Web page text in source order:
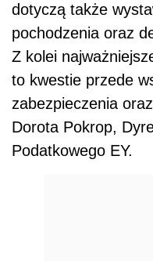
dotyczą także
pochodzenia oraz
Z kolei
to kwestie przede
zabezpieczenia
Dorota Pokrop,
Podatkowego EY.